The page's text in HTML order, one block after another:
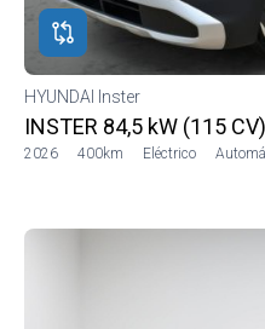
HYUNDAI Inster
INSTER 84,5 kW (115
2026 400km Eléctrico